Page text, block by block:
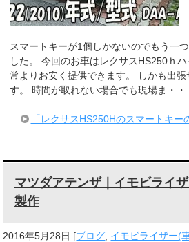
スマートキーが1個しかないのでもう一
した。 今回のお車はレクサスHS250ｈ
常よりお安く提供できます。 しかも出
す。 時間が取れない場合でも現場ま・・
「レクサスHS250Hのスマートキ
マツダアテンザ｜イモビライ
製作
2016年5月28日 [ブログ イモビライザー(